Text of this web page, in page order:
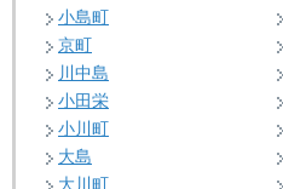
小島町
京町
川中島
小田栄
小川町
大島
大川町